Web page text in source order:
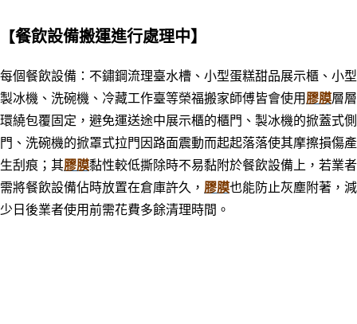
【餐飲設備搬運進行處理中】
每個餐飲設備：不鏽鋼流理臺水槽、小型蛋糕甜品展示櫃、小型
製冰機、洗碗機、冷藏工作臺等榮福搬家師傅皆會使用 膠膜層層
環繞包覆固定，避免運送途中展示櫃的櫃門、製冰機的掀蓋式側
門、洗碗機的掀罩式拉門因路面震動而起起落落使其摩擦損傷產
生刮痕；其膠膜黏性較低撕除時不易黏附於餐飲設備上， 若業者
需將餐飲設備佔時放置在倉庫許久， 膠膜也能防止灰塵附著，減
少日後業者使用前需花費多餘清理時間。